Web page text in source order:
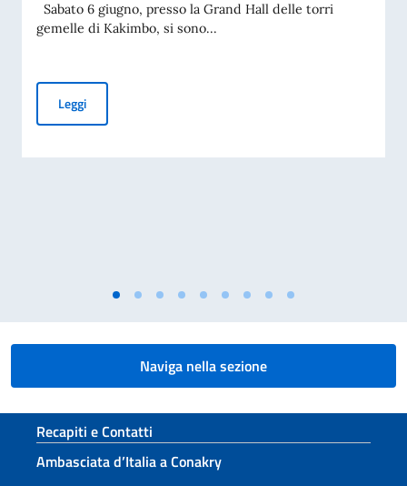
Sabato 6 giugno, presso la Grand Hall delle torri
gemelle di Kakimbo, si sono...
Leggi
Naviga nella sezione
Sezione footer
Recapiti e Contatti
Ambasciata d’Italia a Conakry